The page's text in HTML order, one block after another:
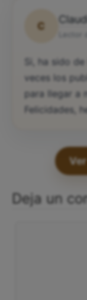
C
Si, ha sido
veces los
para llegar a
Felicidades,
Deja un